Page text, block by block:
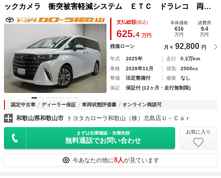
ックカメラ 衝突被害軽減システム ＥＴＣ ドラレコ 両側
電動スライド ＬＥＤヘッドランプ 乗車定員７人 ３列シー
支払総額(税込)
625.4 万円
本体価格
616
万円
諸費用
9.4
万円
残価ローン 月々 92,800 円
年式 2025年 走行
0.3万km
車検
2028年11月 排気
2500cc
整備
法定整備付 修復
なし
保証
保証付 (12ヶ月・走行無制限)
認定中古車 ディーラー保証 車両状態評価書 オンライン商談可
和歌山県和歌山市 トヨタカローラ和歌山（株）北島店Ｕ－Ｃａｒ
まずは在庫確認・見積依頼
無料通話でお問い合わせ
お気に入り
今あなたの他に8人が見ています